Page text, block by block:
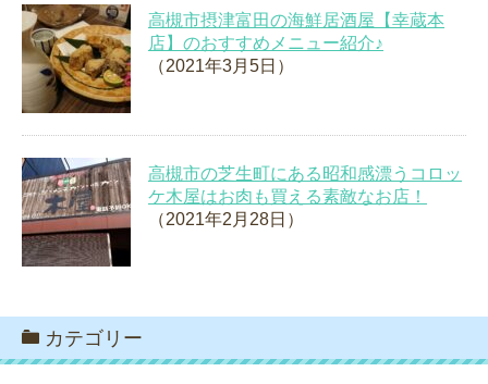
高槻市摂津富田の海鮮居酒屋【幸蔵本
店】のおすすめメニュー紹介♪
（2021年3月5日）
高槻市の芝生町にある昭和感漂うコロッ
ケ木屋はお肉も買える素敵なお店！
（2021年2月28日）
カテゴリー